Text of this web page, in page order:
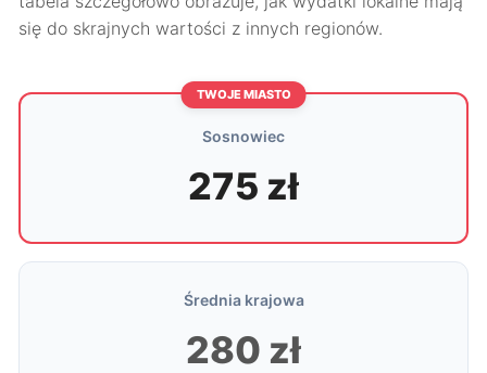
się do skrajnych wartości z innych regionów.
TWOJE MIASTO
Sosnowiec
275 zł
Średnia krajowa
280 zł